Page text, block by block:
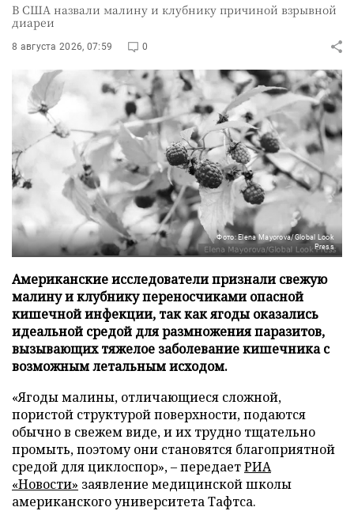
В США назвали малину и клубнику причиной взрывной
диареи
8 августа 2026, 07:59 0
Фото: Elena Mayorova/Global Look
Press
Американские исследователи признали свежую
малину и клубнику переносчиками опасной
кишечной инфекции, так как ягоды оказались
идеальной средой для размножения паразитов,
вызывающих тяжелое заболевание кишечника с
возможным летальным исходом.
«Ягоды малины, отличающиеся сложной,
пористой структурой поверхности, подаются
обычно в свежем виде, и их трудно тщательно
промыть, поэтому они становятся благоприятной
средой для циклоспор», – передаетРИА
«Новости» заявление медицинской школы
американского университета Тафтса.